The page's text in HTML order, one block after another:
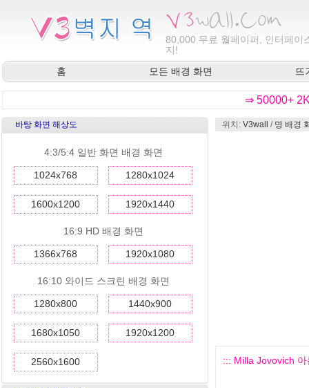
80,000 무료 월페이퍼, 인터페이
지!
홈
모든 배경 화면 뜨
⇒ 50000+
바탕 화면 해상도
4:3/5:4 일반 화면 배경 화면
1024x768 1280x1024
1600x1200 1920x1440
16:9 HD 배경 화면
1366x768 1920x1080
16:10 와이드 스크린 배경 화면
1280x800 1440x900
1680x1050 1920x1200
2560x1600
위치: V3wall / 명 배경
::: Milla Jovovich